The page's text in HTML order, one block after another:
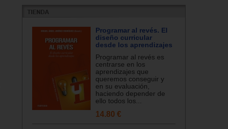
Programar al revés. El
diseño curricular
desde los aprendizajes
Programar al revés es
centrarse en los
aprendizajes que
queremos conseguir y
en su evaluación,
haciendo depender de
ello todos los...
14.80 €